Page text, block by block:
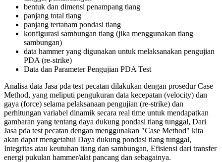
bentuk dan dimensi penampang tiang
panjang total tiang
panjang tertanam pondasi tiang
konfigurasi sambungan tiang (jika menggunakan tiang
sambungan)
data hammer yang digunakan untuk melaksanakan pengujian
PDA (re-strike)
Data dan Parameter Pengujian PDA Test
Analisa data Jasa pda test pecatan dilakukan dengan prosedur Case
Method, yang meliputi pengukuran data kecepatan (velocity) dan
gaya (force) selama pelaksanaan pengujian (re-strike) dan
perhitungan variabel dinamik secara real time untuk mendapatkan
gambaran yang tentang daya dukung pondasi tiang tunggal, Dari
Jasa pda test pecatan dengan menggunakan "Case Method" kita
akan dapat mengetahui Daya dukung pondasi tiang tunggal,
Integritas atau keutuhan tiang dan sambungan, Efisiensi dari transfer
energi pukulan hammer/alat pancang dan sebagainya.